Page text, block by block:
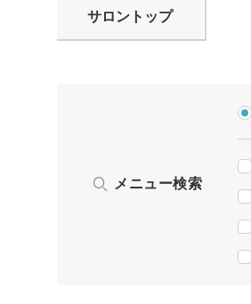
サロントップ
メニュー検索